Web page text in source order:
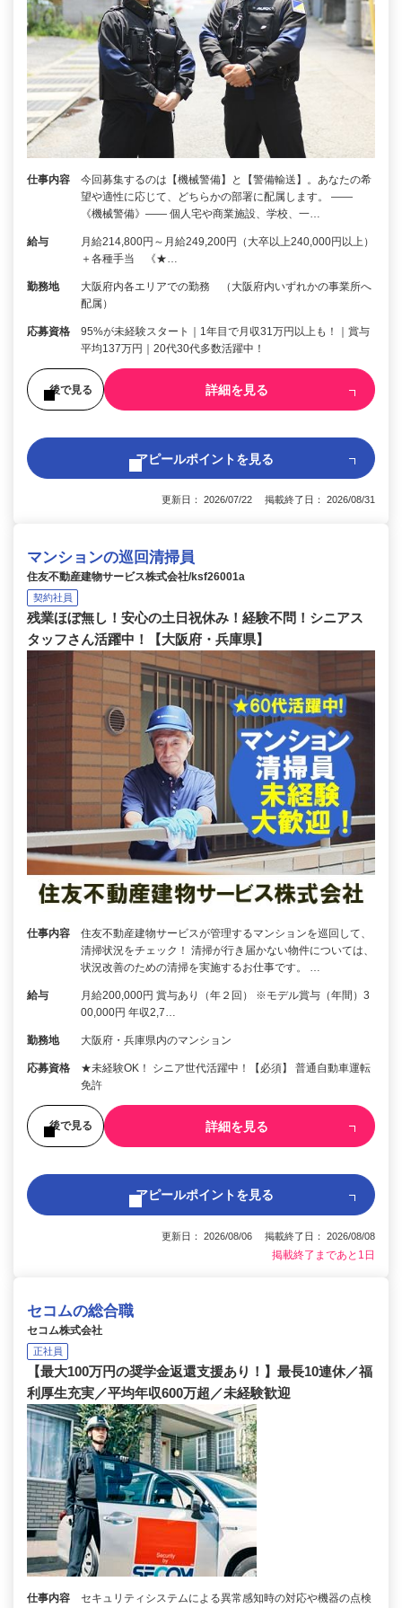
仕事内容
今回募集するのは【機械警備】と【警備輸送】。あなたの希
望や適性に応じて、どちらかの部署に配属します。 ――
《機械警備》―― 個人宅や商業施設、学校、一…
給与
月給214,800円～月給249,200円（大卒以上240,000円以上）
＋各種手当 《★…
勤務地
大阪府内各エリアでの勤務 （大阪府内いずれかの事業所へ
配属）
応募資格
95%が未経験スタート｜1年目で月収31万円以上も！｜賞与
平均137万円｜20代30代多数活躍中！
後で見る 詳細を見る
アピールポイントを見る
更新日： 2026/07/22 掲載終了日： 2026/08/31
マンションの巡回清掃員
住友不動産建物サービス株式会社/ksf26001a
契約社員
残業ほぼ無し！安心の土日祝休み！経験不問！シニアス
タッフさん活躍中！【大阪府・兵庫県】
仕事内容
住友不動産建物サービスが管理するマンションを巡回して、
清掃状況をチェック！ 清掃が行き届かない物件については、
状況改善のための清掃を実施するお仕事です。 …
給与
月給200,000円 賞与あり（年２回） ※モデル賞与（年間）3
00,000円 年収2,7…
勤務地 大阪府・兵庫県内のマンション
応募資格
★未経験OK！ シニア世代活躍中！【必須】 普通自動車運転
免許
後で見る 詳細を見る
アピールポイントを見る
更新日： 2026/08/06 掲載終了日： 2026/08/08
掲載終了まであと1日
セコムの総合職
セコム株式会社
正社員
【最大100万円の奨学金返還支援あり！】最長10連休／福
利厚生充実／平均年収600万超／未経験歓迎
仕事内容
セキュリティシステムによる異常感知時の対応や機器の点検